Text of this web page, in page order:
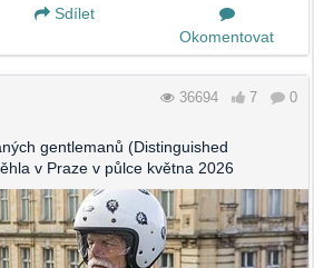
Sdílet
Okomentovat
36694 7 0
gentlemanů (Distinguished
v Praze v půlce května 2026